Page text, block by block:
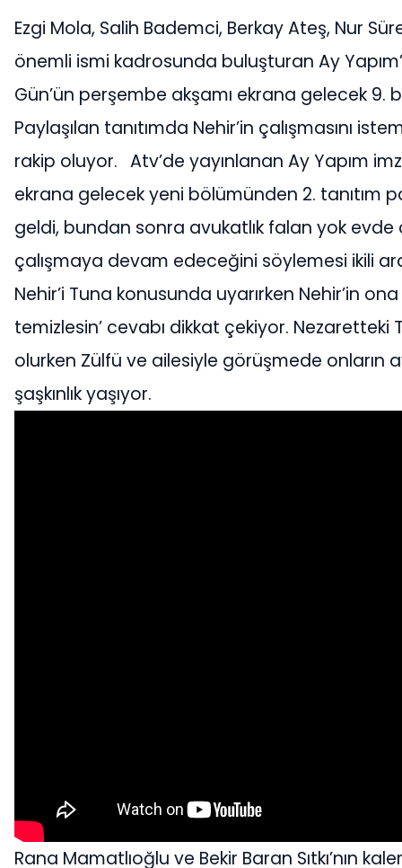
Ezgi Mola, Salih Bademci, Berkay Ateş, Nur
önemli ismi kadrosunda buluşturan Ay
Gün’ün perşembe akşamı ekrana gelecek 9.
Paylaşılan tanıtımda Nehir’in çalışmasını
rakip oluyor. Atv’de yayınlanan Ay Yapım
ekrana gelecek yeni bölümünden 2. tanıtım
geldi, bundan sonra avukatlık falan yok evde
çalışmaya devam edeceğini söylemesi ikili
Nehir’i Tuna konusunda uyarırken Nehir’in
temizlesin’ cevabı dikkat çekiyor. Nezaretteki
olurken Zülfü ve ailesiyle görüşmede onların
şaşkınlık yaşıyor.
Rana Mamatlıoğlu ve Bekir Baran Sıtkı’nın